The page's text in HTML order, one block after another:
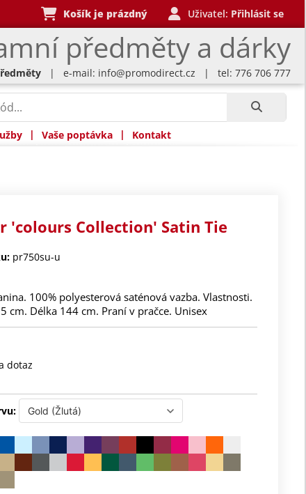
předměty a dárky
Košík je prázdný Uživatel: Přihlásit se
| e-mail: info@promodirect.cz | tel: 776 706 777
| Vaše poptávka | Kontakt
'colours Collection' Satin Tie
pr750su-u
100% polyesterová saténová vazba. Vlastnosti.
cm. Délka 144 cm. Praní v pračce. Unisex
dotaz